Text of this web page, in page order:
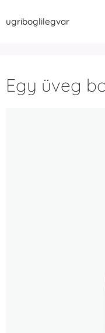
ugriboglilegvar
Egy üveg